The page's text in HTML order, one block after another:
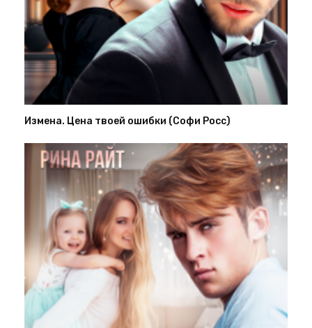
Измена. Цена твоей ошибки (Софи Росс)